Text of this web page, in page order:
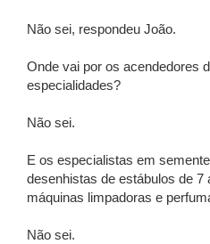
Não sei, respondeu João.
Onde vai por os acendedores
especialidades?
Não sei.
E os especialistas em
desenhistas de estábulos de 7
máquinas limpadoras e
Não sei.